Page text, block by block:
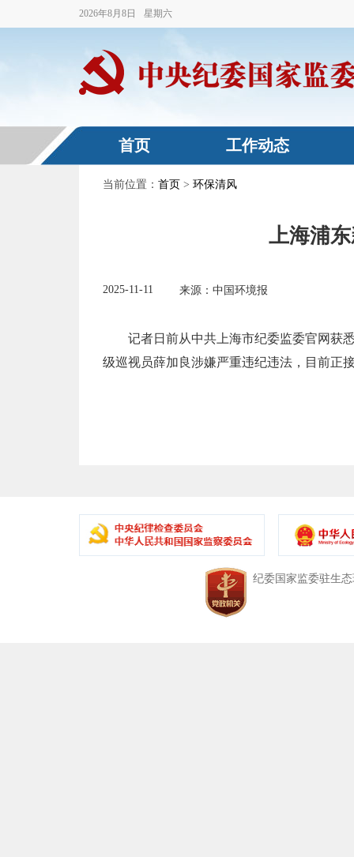
2026年8月 8 日 星期六
首页 工作动态
当前位置： 首页 > 环保清风
上海浦
2025-11-11 来源：中国环境报
记者日前从中共上海市纪委监委官网获悉
级巡视员薛加良涉嫌严重违纪违法，目前正
中央纪委国家监委驻生